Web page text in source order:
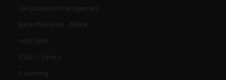
GIA password management
Backoffice Area - dbErw
Help Desk
ESSE3 - Cineca
E-learning